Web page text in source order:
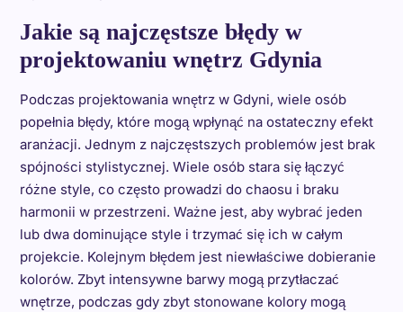
Jakie są najczęstsze błędy w
projektowaniu wnętrz Gdynia
Podczas projektowania wnętrz w Gdyni, wiele osób
popełnia błędy, które mogą wpłynąć na ostateczny efekt
aranżacji. Jednym z najczęstszych problemów jest brak
spójności stylistycznej. Wiele osób stara się łączyć
różne style, co często prowadzi do chaosu i braku
harmonii w przestrzeni. Ważne jest, aby wybrać jeden
lub dwa dominujące style i trzymać się ich w całym
projekcie. Kolejnym błędem jest niewłaściwe dobieranie
kolorów. Zbyt intensywne barwy mogą przytłaczać
wnętrze, podczas gdy zbyt stonowane kolory mogą